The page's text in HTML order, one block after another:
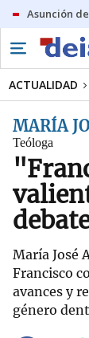
Asunción
ACTUALIDAD
MARÍA
Teóloga
María José
Francisco
avances y
género